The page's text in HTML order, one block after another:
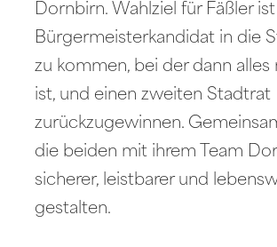
Dornbirn. Wahlziel für Fäßler ist
Bürgermeisterkandidat in die
zu kommen, bei der dann alles
ist, und einen zweiten Stadtrat
zurückzugewinnen.
die beiden mit ihrem Team
sicherer, leistbarer und
gestalten.